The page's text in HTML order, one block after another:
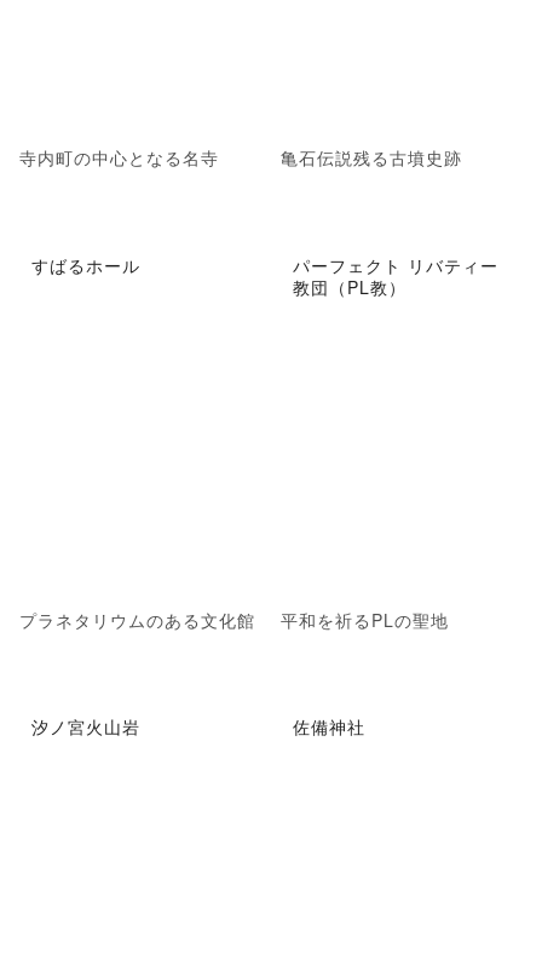
寺内町の中心となる名寺 亀石伝説残る古墳史跡
すばるホール
プラネタリウムのある文化館
パーフェクト リバティー
教団（PL教）
平和を祈るPLの聖地
汐ノ宮火山岩 佐備神社